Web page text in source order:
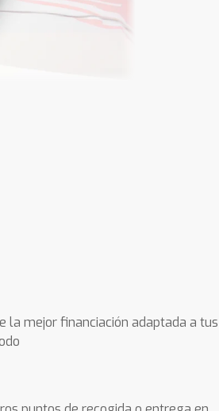
la mejor financiación adaptada a tus